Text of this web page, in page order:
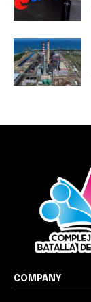
COMPANY